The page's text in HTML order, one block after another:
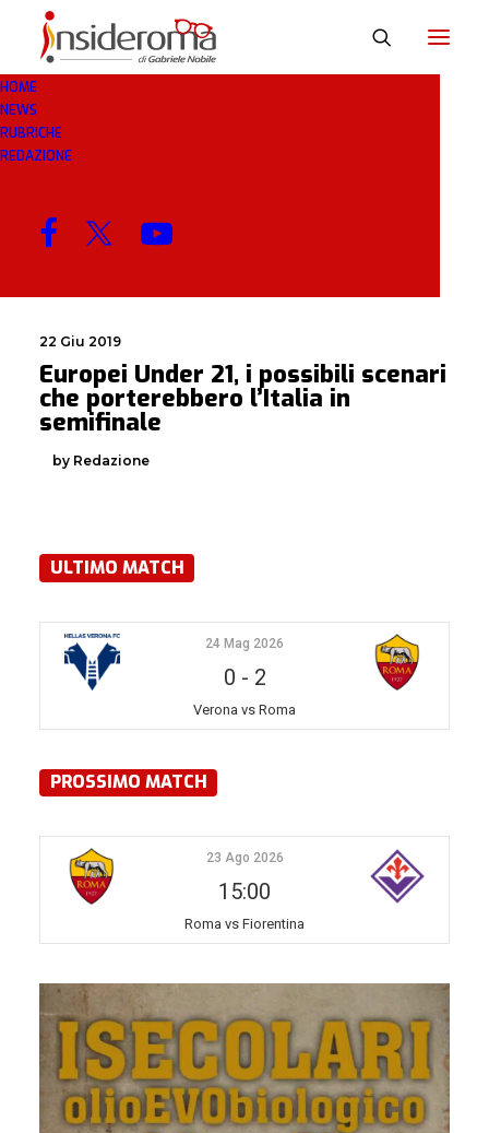
HOME
NEWS
RUBRICHE
REDAZIONE
PORTEREBBERO
MENU
22 Giu 2019
Europei Under 21, i possibili scenari
che porterebbero l’Italia in
semifinale
by Redazione
ULTIMO MATCH
24 Mag 2026
0 - 2
Verona vs Roma
PROSSIMO MATCH
23 Ago 2026
15:00
Roma vs Fiorentina